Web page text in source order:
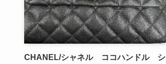
CHANEL/シャネル ココハンドル シ